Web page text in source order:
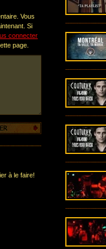
Vous
Si
connecter
page.
à le faire!